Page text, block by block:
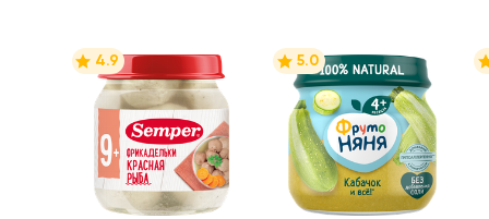
4.9 5.0